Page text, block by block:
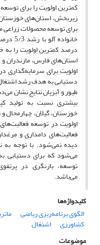
کمترین اولویت را برای
زیربخش، استان‌های
برای توسعه محصولات
درصد کمترین اولویت را
استان‌های فارس، مازندران
اولویت برای سرمایه‌گذاری
دستیابی به هدف رشد
طیور و آبزیان نتایج نشان
بیشتری نسبت به تولید
خوزستان، گیلان، چهارمحال
اولویت در توسعه
فعالیت‌های دامداری و
دیده نمی‌شود. با توجه به
می‌شود که برای
توسعه، بازنگری در
می‌باشد.
کلیدواژه‌ها
الگوی برنامه‌ریزی ریاضی
کشاورزی
اشتغال
موضوعات